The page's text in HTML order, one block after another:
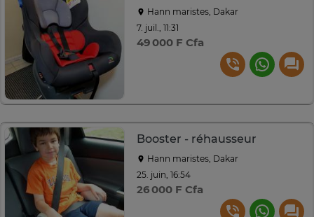
Hann maristes, Dakar
7. juil., 11:31
49 000 F Cfa
Booster - réhausseur
Hann maristes, Dakar
25. juin, 16:54
26 000 F Cfa